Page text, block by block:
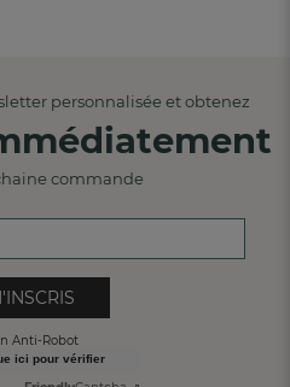
personnalisée et obtenez
commande
Anti-Robot
ici pour vérifier